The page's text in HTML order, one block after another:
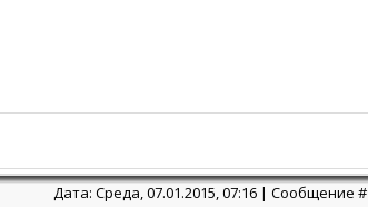
Дата: Среда, 07.01.2015, 07:16 | Сообщение #